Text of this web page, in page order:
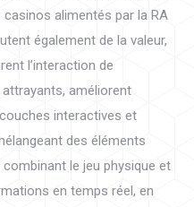
alimentés par la RA
également de la valeur,
l’interaction de
attrayants, améliorent
interactives et
des éléments
le jeu physique et
en temps réel, en